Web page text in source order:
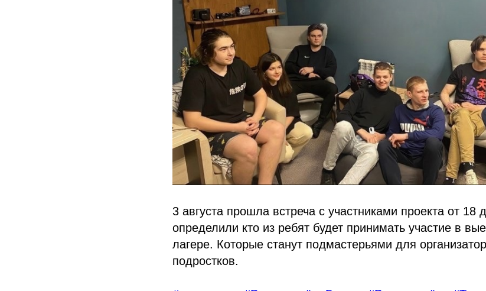
3 августа прошла встреча с участниками проекта от 18
определили кто из ребят будет принимать участие в
лагере. Которые станут подмастерьями для
подростков.